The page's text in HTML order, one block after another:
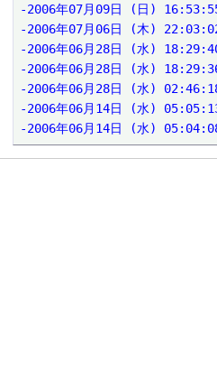
-2006年07月09日 (日)
-2006年07月06日 (木)
-2006年06月28日 (水)
-2006年06月28日 (水)
-2006年06月28日 (水)
-2006年06月14日 (水)
-2006年06月14日 (水)